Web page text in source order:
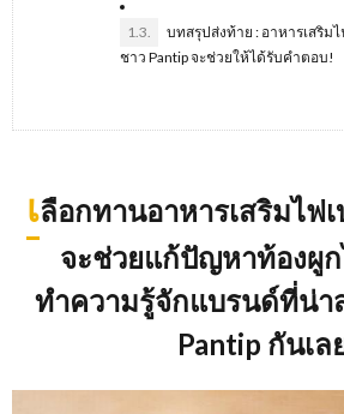
1.3.
บทสรุปส่งท้าย : อาหารเสริม
ชาว Pantip จะช่วยให้ได้รับคำตอบ!
เลือกทานอาหารเสริมไฟ
จะช่วยแก้ปัญหาท้องผูก
ทำความรู้จักแบรนด์ที่น่า
Pantip กันเล